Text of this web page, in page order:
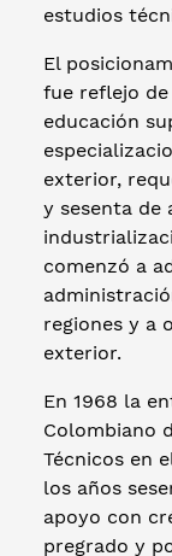
estudios
El
fue reflejo de
educación
exterior,
y sesenta de
comenzó a
regiones y a
exterior.
En 1968 la
Colombiano
Técnicos en
los años
apoyo con
pregrado y